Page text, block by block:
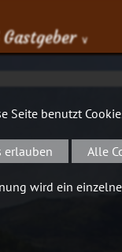
∨
Seite benutzt
erlauben Alle
wird ein